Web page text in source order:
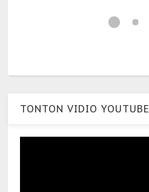
TONTON VIDIO YOUTUBE